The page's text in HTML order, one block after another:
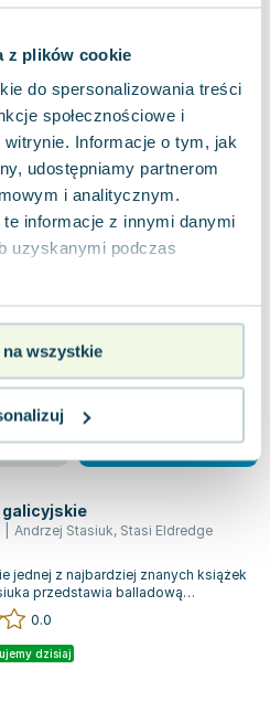
z plików cookie
do spersonalizowania treści
społecznościowe i
Informacje o tym, jak
udostępniamy partnerom
i analitycznym.
informacje z innymi danymi
uzyskanymi podczas
wszystkie
0.0
Do koszyka
wolności
| Ildefonso Falcones
opowieść o dwóch silnych
podejmują heroiczne wyzwanie
i niesprawiedliwością. His...
Do koszyka
Andrzej Stasiuk, Stasi Eldredge
jednej z najbardziej znanych książek
przedstawia balladową
jej mieszkańcach i d...
0.0
dzisiaj